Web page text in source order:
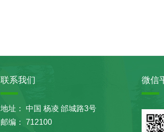
联系我们
地址： 中国 杨凌 邰城路3号
邮编： 712100
微信